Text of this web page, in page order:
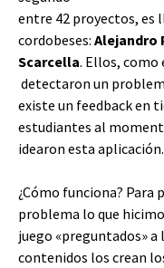
entre 42 proyectos, es
cordobeses: Alejandro
Scarcella. Ellos,
detectaron un
existe un feedback en
estudiantes al
idearon esta aplicación.
¿Cómo funciona? Para
problema lo que
juego «preguntados» a
contenidos los crean